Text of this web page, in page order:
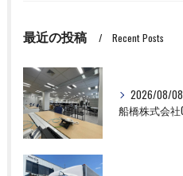
最近の投稿 Recent Posts
2026/08/08